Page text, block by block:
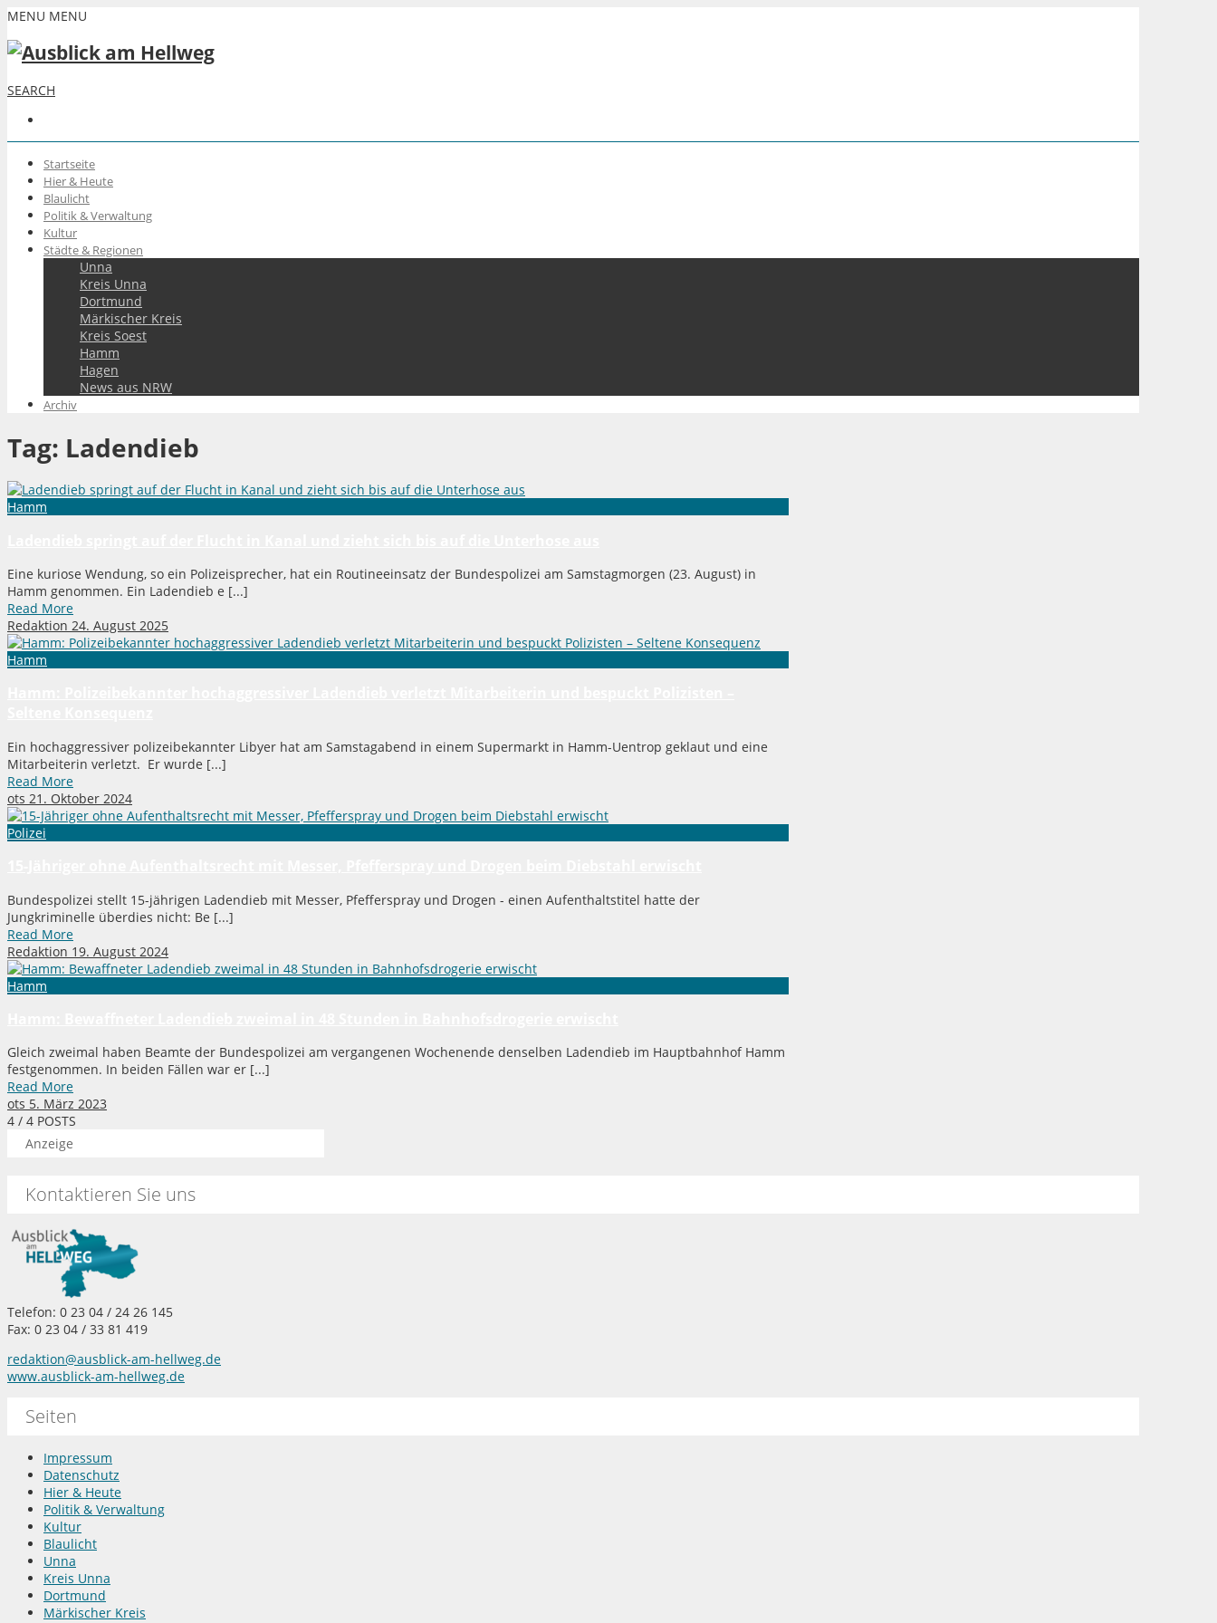
MENU MENU
SEARCH
Startseite
Hier & Heute
Blaulicht
Politik & Verwaltung
Kultur
Städte & Regionen
Unna
Kreis Unna
Dortmund
Märkischer Kreis
Kreis Soest
Hamm
Hagen
News aus NRW
Archiv
Tag: Ladendieb
Hamm
Eine kuriose Wendung, so ein Polizeisprecher, hat ein Routineeinsatz der Bundespolizei am Samstagmorgen (23. August) in
Hamm genommen. Ein Ladendieb e [...]
Read More
Redaktion 24. August 2025
Hamm
Ein hochaggressiver polizeibekannter Libyer hat am Samstagabend in einem Supermarkt in Hamm-Uentrop geklaut und eine
Mitarbeiterin verletzt. Er wurde [...]
Read More
ots 21. Oktober 2024
Polizei
Bundespolizei stellt 15-jährigen Ladendieb mit Messer, Pfefferspray und Drogen - einen Aufenthaltstitel hatte der
Jungkriminelle überdies nicht: Be [...]
Read More
Redaktion 19. August 2024
Hamm
Gleich zweimal haben Beamte der Bundespolizei am vergangenen Wochenende denselben Ladendieb im Hauptbahnhof Hamm
festgenommen. In beiden Fällen war er [...]
Read More
ots 5. März 2023
4 / 4 POSTS
Anzeige
Kontaktieren Sie uns
Telefon: 0 23 04 / 24 26 145
Fax: 0 23 04 / 33 81 419
redaktion@ausblick-am-hellweg.de
www.ausblick-am-hellweg.de
Seiten
Impressum
Datenschutz
Hier & Heute
Politik & Verwaltung
Kultur
Blaulicht
Unna
Kreis Unna
Dortmund
Märkischer Kreis